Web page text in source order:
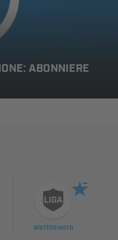
ABONNIERE
Wettbewerb